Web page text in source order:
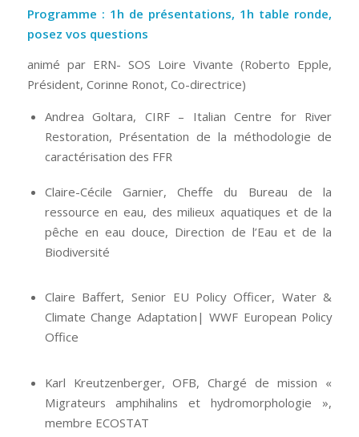
Programme : 1h de présentations, 1h table ronde,
posez vos questions
animé par ERN- SOS Loire Vivante (Roberto Epple,
Président, Corinne Ronot, Co-directrice)
Andrea Goltara, CIRF – Italian Centre for River
Restoration, Présentation de la méthodologie de
caractérisation des FFR
Claire-Cécile Garnier, Cheffe du Bureau de la
ressource en eau, des milieux aquatiques et de la
pêche en eau douce, Direction de l’Eau et de la
Biodiversité
Claire Baffert, Senior EU Policy Officer, Water &
Climate Change Adaptation| WWF European Policy
Office
Karl Kreutzenberger, OFB, Chargé de mission «
Migrateurs amphihalins et hydromorphologie »,
membre ECOSTAT